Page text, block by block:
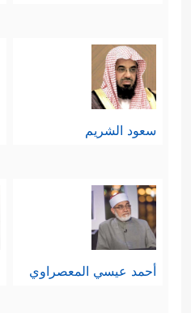
سعود الشريم
أحمد عيسي المعصراوي